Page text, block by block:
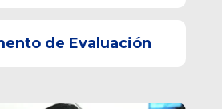
de Evaluación